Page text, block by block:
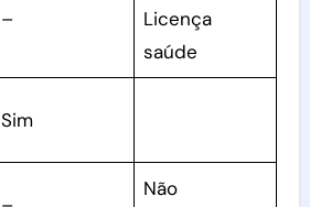
–
Licença
saúde
Sim
Não